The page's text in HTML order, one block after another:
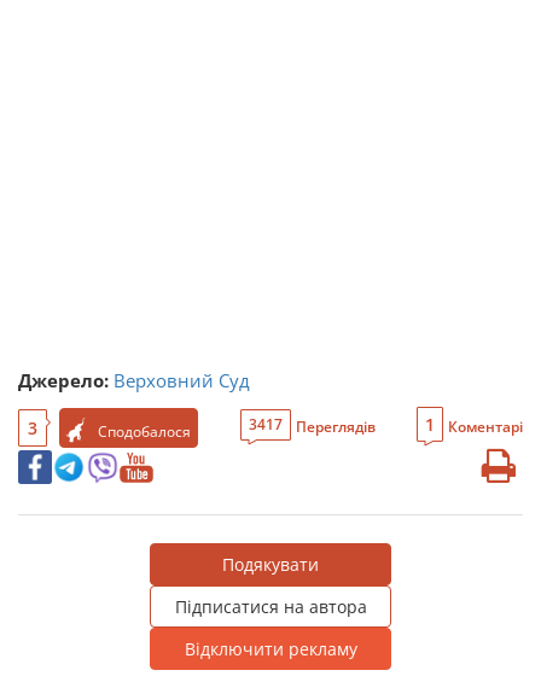
Джерело: Верховний Суд
3 Сподобалося 3417 Переглядів 1 Коментарі
Подякувати
Підписатися на автора
Відключити рекламу